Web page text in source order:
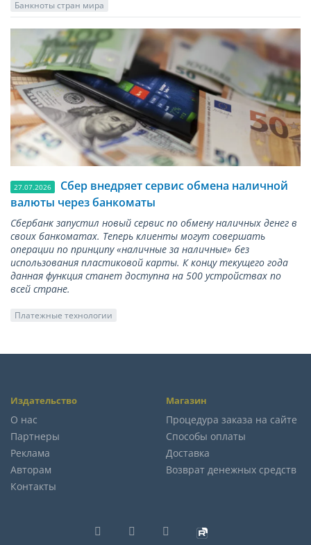
Банкноты стран мира
27.07.2026
Сбер внедряет сервис обмена наличной
валюты через банкоматы
Сбербанк запустил новый сервис по обмену наличных денег в
своих банкоматах. Теперь клиенты могут совершать
операции по принципу «наличные за наличные» без
использования пластиковой карты. К концу текущего года
данная функция станет доступна на 500 устройствах по
всей стране.
Платежные технологии
Издательство
О нас
Партнеры
Реклама
Авторам
Контакты
Магазин
Процедура заказа на сайте
Способы оплаты
Доставка
Возврат денежных средств